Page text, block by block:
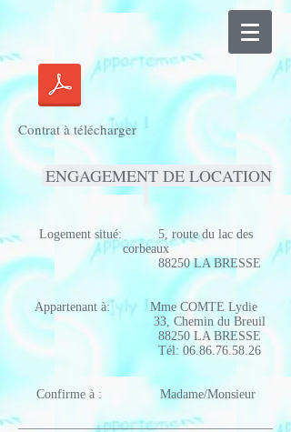
Contrat à télécharger
ENGAGEMENT DE LOCATION
Logement situé: 5, route du lac des
corbeaux
88250 LA BRESSE
Appartenant à: Mme COMTE Lydie
33, Chemin du Breuil
88250 LA BRESSE
Tél: 06.86.76.58.26
Confirme à : Madame/Monsieur
________________________________________